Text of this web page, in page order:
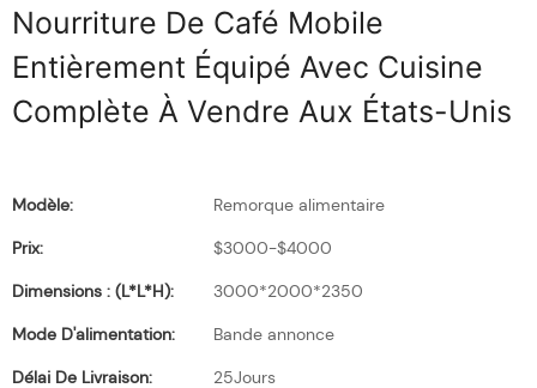
Nourriture De Café Mobile
Entièrement Équipé Avec Cuisine
Complète À Vendre Aux États-Unis
Modèle:
Remorque alimentaire
Prix:
$3000-$4000
Dimensions : (L*l*H):
3000*2000*2350
Mode D'alimentation:
Bande annonce
Délai De Livraison:
25Jours